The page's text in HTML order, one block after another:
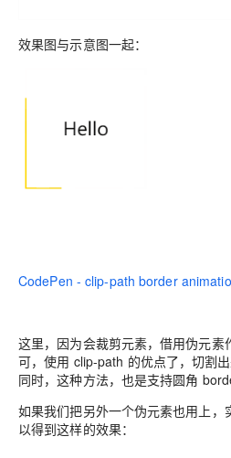
效果图与示意图一起：
CodePen - clip-path border
这里，因为会裁剪元素，借用伪元素
可，使用 clip-path 的优点了，切割
同时，这种方法，也是支持圆角
如果我们把另外一个伪元素也用上，
以得到这样的效果：